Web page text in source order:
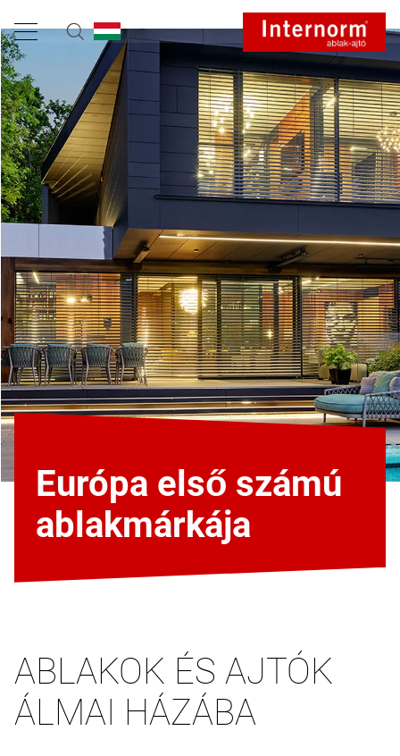
Európa első számú
ablakmárkája
ABLAKOK ÉS AJTÓK
ÁLMAI HÁZÁBA